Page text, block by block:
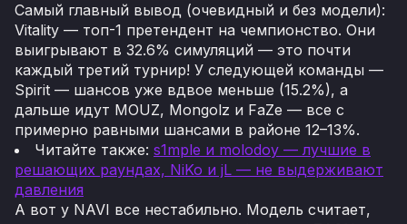
Самый главный вывод (очевидный и без модели):
Vitality — топ-1 претендент на чемпионство. Они
выигрывают в 32.6% симуляций — это почти
каждый третий турнир! У следующей команды —
Spirit — шансов уже вдвое меньше (15.2%), а
дальше идут MOUZ, Mongolz и FaZe — все с
примерно равными шансами в районе 12–13%.
Читайте также: s1mple и molodoy — лучшие в
решающих раундах, NiKo и jL — не выдерживают
давления
А вот у NAVI все нестабильно. Модель считает,